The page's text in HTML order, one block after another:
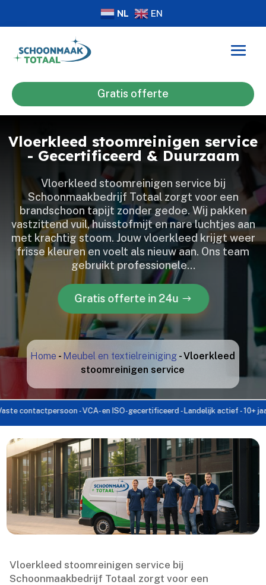
NL EN
Gratis offerte
Vloerkleed stoomreinigen service
- Gecertificeerd & Duurzaam
Vloerkleed stoomreinigen service bij
Schoonmaakbedrijf Totaal zorgt voor een
brandschoon tapijt zonder gedoe.​ Wij pakken
vastzittend vuil, huisstofmijt en nare luchtjes aan
met krachtig stoom.​ Jouw vloerkleed krijgt weer
frisse kleuren en voelt als nieuw aan.​ Ons team
gebruikt professionele…
Gratis offerte in 24u
Home - Meubel en textielreiniging -Vloerkleed
stoomreinigen service
- VCA- en ISO-gecertificeerd - Landelijk actief - 10+ jaar
Vloerkleed stoomreinigen service bij
Schoonmaakbedrijf Totaal zorgt voor een